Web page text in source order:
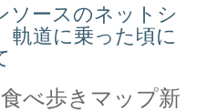
ソースのネットシ
軌道に乗った頃に
べ歩きマップ新